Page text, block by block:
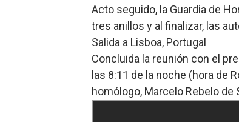
Acto seguido, la Guardia de
tres anillos y al finalizar, las
Salida a Lisboa, Portugal
Concluida la reunión con el
las 8:11 de la noche (hora de
homólogo, Marcelo Rebelo de